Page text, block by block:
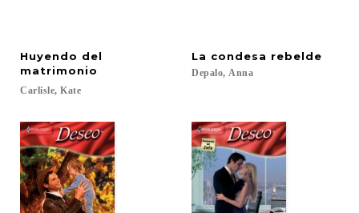
Huyendo del
matrimonio
Carlisle, Kate
La condesa rebelde
Depalo, Anna